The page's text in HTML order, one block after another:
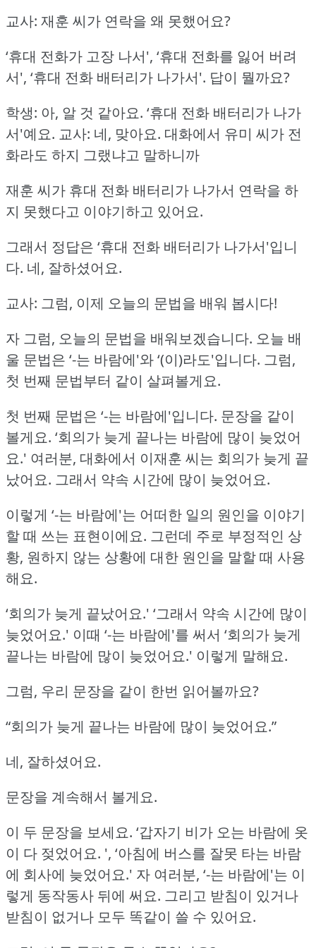
교사: 재훈 씨가 연락을 왜 못했어요?
‘휴대 전화가 고장 나서', ‘휴대 전화를 잃어 버려
서', ‘휴대 전화 배터리가 나가서'. 답이 뭘까요?
학생: 아, 알 것 같아요. ‘휴대 전화 배터리가 나가
서'예요. 교사: 네, 맞아요. 대화에서 유미 씨가 전
화라도 하지 그랬냐고 말하니까
재훈 씨가 휴대 전화 배터리가 나가서 연락을 하
지 못했다고 이야기하고 있어요.
그래서 정답은 ‘휴대 전화 배터리가 나가서'입니
다. 네, 잘하셨어요.
교사: 그럼, 이제 오늘의 문법을 배워 봅시다!
자 그럼, 오늘의 문법을 배워보겠습니다. 오늘 배
울 문법은 ‘-는 바람에'와 ‘(이)라도'입니다. 그럼,
첫 번째 문법부터 같이 살펴볼게요.
첫 번째 문법은 ‘-는 바람에'입니다. 문장을 같이
볼게요. ‘회의가 늦게 끝나는 바람에 많이 늦었어
요.' 여러분, 대화에서 이재훈 씨는 회의가 늦게 끝
났어요. 그래서 약속 시간에 많이 늦었어요.
이렇게 ‘-는 바람에'는 어떠한 일의 원인을 이야기
할 때 쓰는 표현이에요. 그런데 주로 부정적인 상
황, 원하지 않는 상황에 대한 원인을 말할 때 사용
해요.
‘회의가 늦게 끝났어요.' ‘그래서 약속 시간에 많이
늦었어요.' 이때 ‘-는 바람에'를 써서 ‘회의가 늦게
끝나는 바람에 많이 늦었어요.' 이렇게 말해요.
그럼, 우리 문장을 같이 한번 읽어볼까요?
“회의가 늦게 끝나는 바람에 많이 늦었어요.”
네, 잘하셨어요.
문장을 계속해서 볼게요.
이 두 문장을 보세요. ‘갑자기 비가 오는 바람에 옷
이 다 젖었어요. ', ‘아침에 버스를 잘못 타는 바람
에 회사에 늦었어요.' 자 여러분, ‘-는 바람에'는 이
렇게 동작동사 뒤에 써요. 그리고 받침이 있거나
받침이 없거나 모두 똑같이 쓸 수 있어요.